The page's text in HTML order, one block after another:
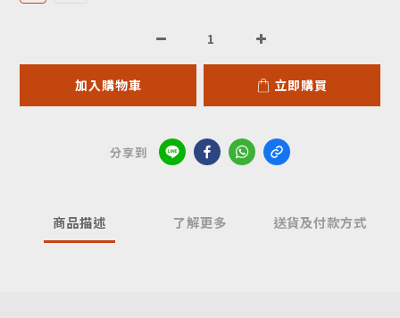
加入購物車 立即購買
分享到
商品描述 了解更多 送貨及付款方式